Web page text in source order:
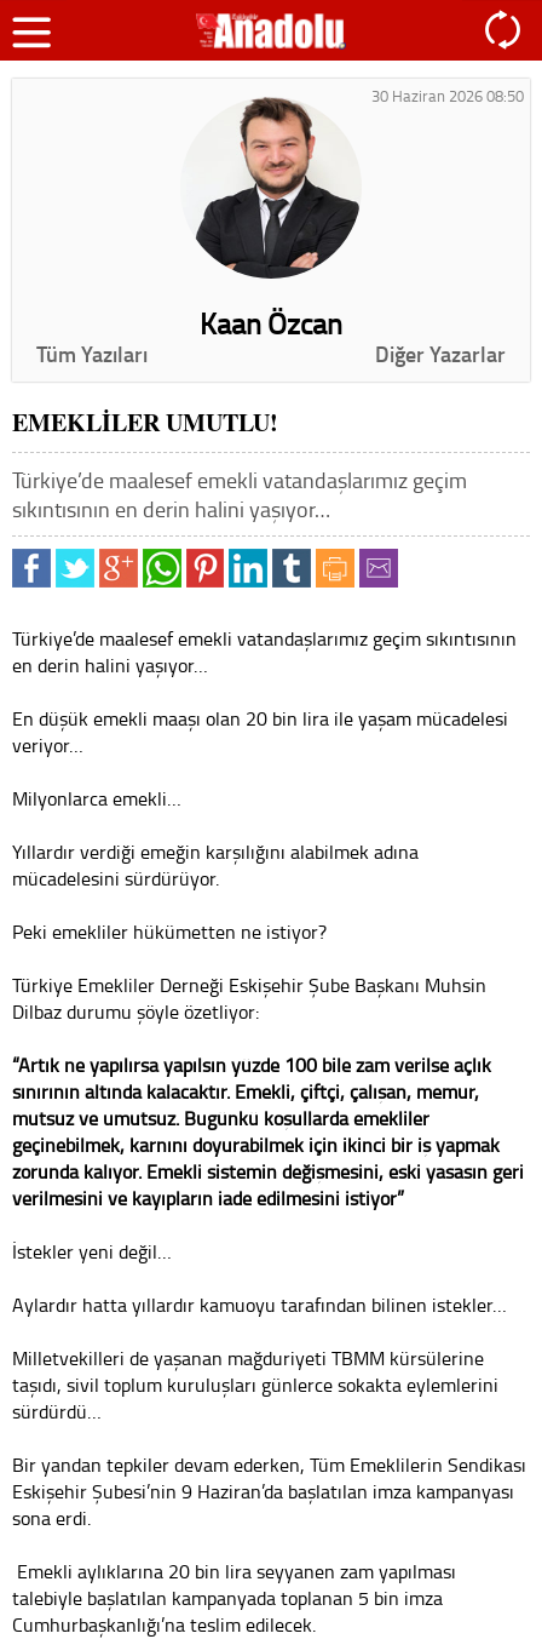
30 Haziran 2026 08:50
Kaan Özcan
Tüm Yazıları Diğer Yazarlar
EMEKLİLER UMUTLU!
Türkiye’de maalesef emekli vatandaşlarımız geçim
sıkıntısının en derin halini yaşıyor…
Türkiye’de maalesef emekli vatandaşlarımız geçim sıkıntısının
en derin halini yaşıyor…
En düşük emekli maaşı olan 20 bin lira ile yaşam mücadelesi
veriyor…
Milyonlarca emekli…
Yıllardır verdiği emeğin karşılığını alabilmek adına
mücadelesini sürdürüyor.
Peki emekliler hükümetten ne istiyor?
Türkiye Emekliler Derneği Eskişehir Şube Başkanı Muhsin
Dilbaz durumu şöyle özetliyor:
“Artık ne yapılırsa yapılsın yüzde 100 bile zam verilse açlık
sınırının altında kalacaktır. Emekli, çiftçi, çalışan, memur,
mutsuz ve umutsuz. Bugünkü koşullarda emekliler
geçinebilmek, karnını doyurabilmek için ikinci bir iş yapmak
zorunda kalıyor. Emekli sistemin değişmesini, eski yasasın geri
verilmesini ve kayıpların iade edilmesini istiyor”
İstekler yeni değil…
Aylardır hatta yıllardır kamuoyu tarafından bilinen istekler…
Milletvekilleri de yaşanan mağduriyeti TBMM kürsülerine
taşıdı, sivil toplum kuruluşları günlerce sokakta eylemlerini
sürdürdü…
Bir yandan tepkiler devam ederken, Tüm Emeklilerin Sendikası
Eskişehir Şubesi’nin 9 Haziran’da başlatılan imza kampanyası
sona erdi.
Emekli aylıklarına 20 bin lira seyyanen zam yapılması
talebiyle başlatılan kampanyada toplanan 5 bin imza
Cumhurbaşkanlığı’na teslim edilecek.